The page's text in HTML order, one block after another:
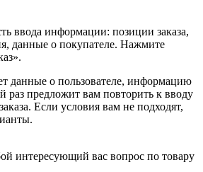
ввода информации: позиции заказа,
данные о покупателе. Нажмите
данные о пользователе, информацию
раз предложит вам повторить к вводу
Если условия вам не подходят,
интересующий вас вопрос по товару